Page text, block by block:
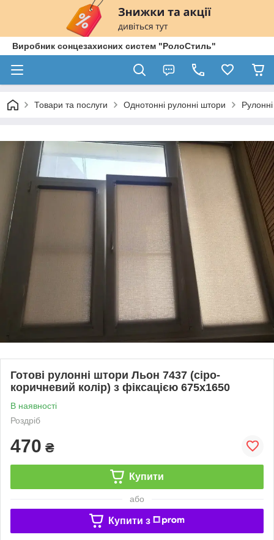
Виробник сонцезахисних систем "РолоСтиль"
Товари та послуги Однотонні рулонні штори
Готові рулонні штори Льон 7437 (сіро-
коричневий колір) з фіксацією 675x1650
В наявності
Роздріб
470 ₴
Купити
або
Купити з